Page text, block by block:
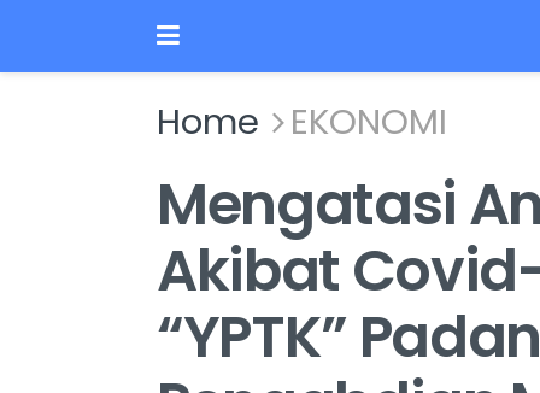
Home EKONOMI
Mengatasi
Akibat Covid-
“YPTK”